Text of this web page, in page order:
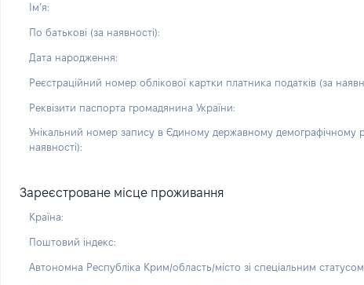
Імʼя:
По батькові (за наявності):
Дата народження:
Реєстраційний номер облікової картки платника податків (за
Реквізити паспорта громадянина України:
Унікальний номер запису в Єдиному державному демографічному
наявності):
Зареєстроване місце проживання
Країна:
Поштовий індекс:
Автономна Республіка Крим/область/місто зі спеціальним